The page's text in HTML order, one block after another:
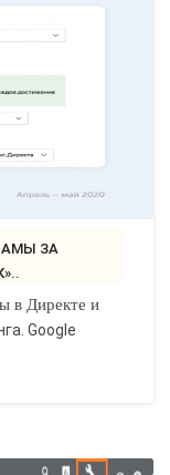
в Директе и
Google